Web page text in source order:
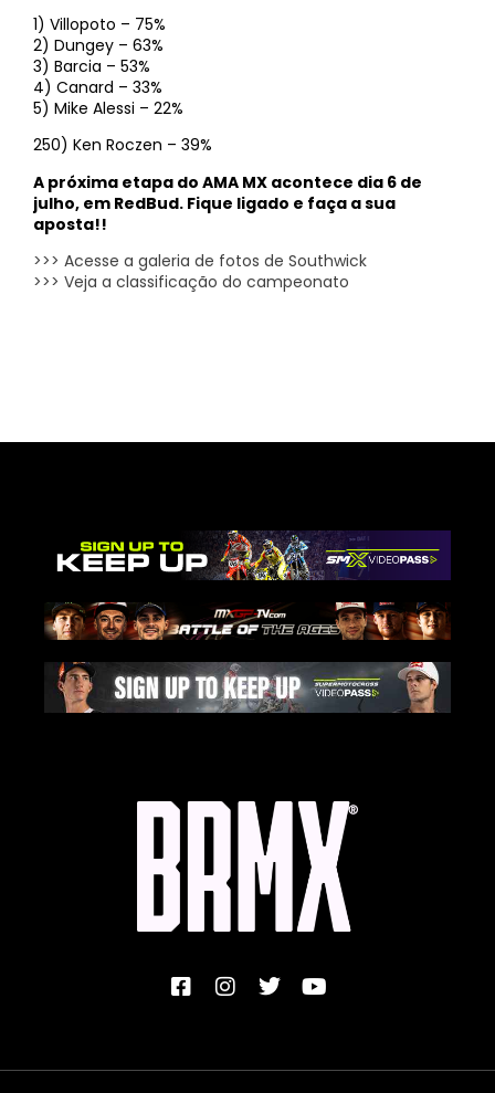
1) Villopoto – 75%
2) Dungey – 63%
3) Barcia – 53%
4) Canard – 33%
5) Mike Alessi – 22%
250) Ken Roczen – 39%
A próxima etapa do AMA MX acontece dia 6 de
julho, em RedBud. Fique ligado e faça a sua
aposta!!
>>> Acesse a galeria de fotos de Southwick
>>> Veja a classificação do campeonato